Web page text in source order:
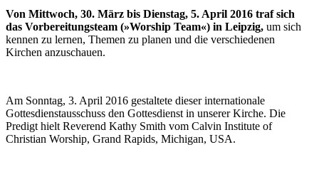
Von Mittwoch, 30. März bis Dienstag, 5. April 2016 traf sich
das Vorbereitungsteam (»Worship Team«) in Leipzig, um sich
kennen zu lernen, Themen zu planen und die verschiedenen
Kirchen anzuschauen.
Am Sonntag, 3. April 2016 gestaltete dieser internationale
Gottesdienstausschuss den Gottesdienst in unserer Kirche. Die
Predigt hielt Reverend Kathy Smith vom Calvin Institute of
Christian Worship, Grand Rapids, Michigan, USA.